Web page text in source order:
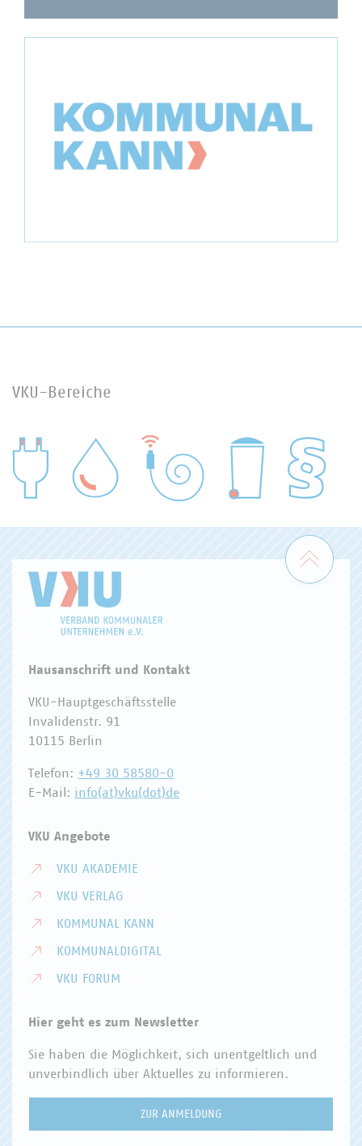
VKU-Bereiche
WASSER/ABWASSER
Zum
Hausanschrift und Kontakt
VKU-Hauptgeschäftsstelle
Invalidenstr. 91
10115 Berlin
Telefon: +49 30 58580-0
E-Mail: info(at)vku(dot)de
VKU Angebote
VKU AKADEMIE
VKU VERLAG
KOMMUNAL KANN
KOMMUNALDIGITAL
VKU FORUM
Hier geht es zum Newsletter
Sie haben die Möglichkeit, sich unentgeltlich und
unverbindlich über Aktuelles zu informieren.
ZUR ANMELDUNG